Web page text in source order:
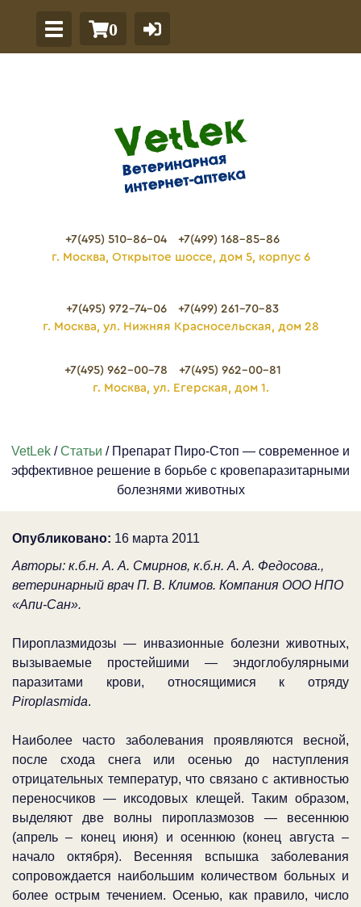
0
+7(495) 510-86-04
+7(499) 168-85-86
г. Москва, Открытое шоссе, дом 5, корпус 6
+7(495) 972-74-06
+7(499) 261-70-83
г. Москва, ул. Нижняя Красносельская, дом 28
+7(495) 962-00-78
+7(495) 962-00-81
г. Москва, ул. Егерская, дом 1.
VetLek /Статьи / Препарат Пиро-Стоп — современное и
эффективное решение в борьбе с кровепаразитарными
болезнями животных
Опубликовано: 16 марта 2011
Авторы: к.б.н. А. А. Смирнов, к.б.н. А. А. Федосова.,
ветеринарный врач П. В. Климов. Компания ООО НПО
«Апи-Сан».
Пироплазмидозы — инвазионные болезни животных,
вызываемые простейшими — эндоглобулярными
паразитами крови, относящимися к отряду
Piroplasmida.
Наиболее часто заболевания проявляются весной,
после схода снега или осенью до наступления
отрицательных температур, что связано с активностью
переносчиков — иксодовых клещей. Таким образом,
выделяют две волны пироплазмозов — весеннюю
(апрель – конец июня) и осеннюю (конец августа –
начало октября). Весенняя вспышка заболевания
сопровождается наибольшим количеством больных и
более острым течением. Осенью, как правило, число